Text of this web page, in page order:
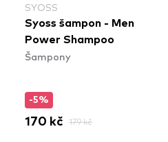
SYOSS
Syoss šampon - Men
Power Shampoo
Šampony
-5%
170 kč 179 kč